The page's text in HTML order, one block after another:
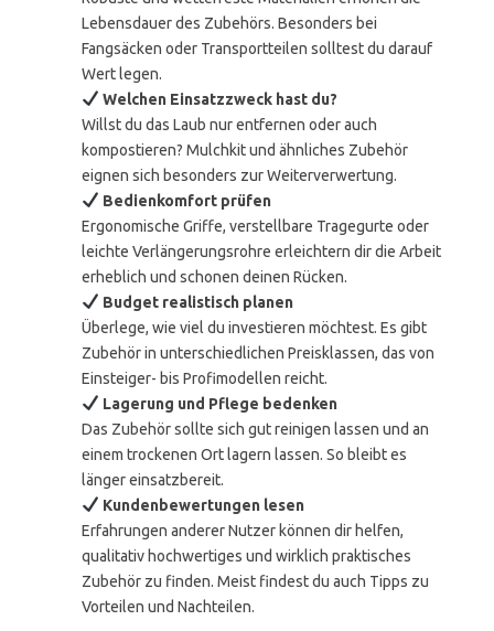
Lebensdauer des Zubehörs. Besonders bei
Fangsäcken oder Transportteilen solltest du darauf
Wert legen.
Welchen Einsatzzweck hast du?
Willst du das Laub nur entfernen oder auch
kompostieren? Mulchkit und ähnliches Zubehör
eignen sich besonders zur Weiterverwertung.
Bedienkomfort prüfen
Ergonomische Griffe, verstellbare Tragegurte oder
leichte Verlängerungsrohre erleichtern dir die Arbeit
erheblich und schonen deinen Rücken.
Budget realistisch planen
Überlege, wie viel du investieren möchtest. Es gibt
Zubehör in unterschiedlichen Preisklassen, das von
Einsteiger- bis Profimodellen reicht.
Lagerung und Pflege bedenken
Das Zubehör sollte sich gut reinigen lassen und an
einem trockenen Ort lagern lassen. So bleibt es
länger einsatzbereit.
Kundenbewertungen lesen
Erfahrungen anderer Nutzer können dir helfen,
qualitativ hochwertiges und wirklich praktisches
Zubehör zu finden. Meist findest du auch Tipps zu
Vorteilen und Nachteilen.